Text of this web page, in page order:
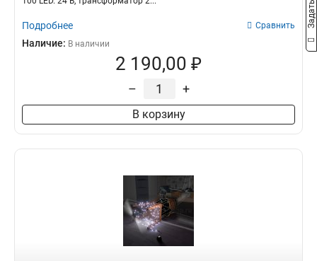
Подробнее Сравнить
Наличие: В наличии
2 190,00 ₽
– +
В корзину